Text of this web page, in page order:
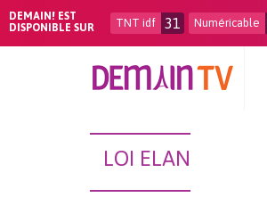
DEMAIN! EST
DISPONIBLE SUR
TNT idf 31 Numéricable
LOI ELAN